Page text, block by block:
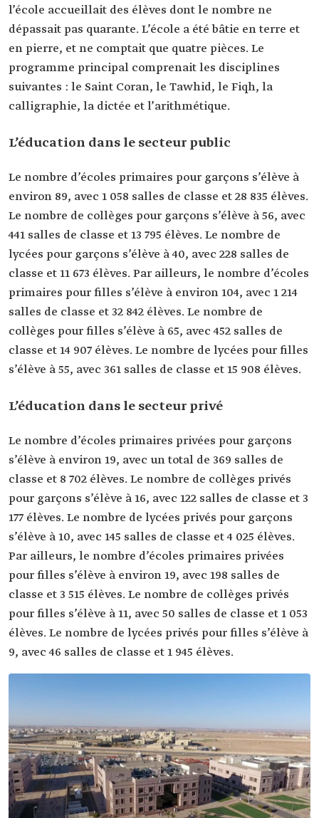
l’école accueillait des élèves dont le nombre ne
dépassait pas quarante. L’école a été bâtie en terre et
en pierre, et ne comptait que quatre pièces. Le
programme principal comprenait les disciplines
suivantes : le Saint Coran, le Tawhid, le Fiqh, la
calligraphie, la dictée et l’arithmétique.
L’éducation dans le secteur public
Le nombre d’écoles primaires pour garçons s’élève à
environ 89, avec 1 058 salles de classe et 28 835 élèves.
Le nombre de collèges pour garçons s’élève à 56, avec
441 salles de classe et 13 795 élèves. Le nombre de
lycées pour garçons s’élève à 40, avec 228 salles de
classe et 11 673 élèves. Par ailleurs, le nombre d’écoles
primaires pour filles s’élève à environ 104, avec 1 214
salles de classe et 32 842 élèves. Le nombre de
collèges pour filles s’élève à 65, avec 452 salles de
classe et 14 907 élèves. Le nombre de lycées pour filles
s’élève à 55, avec 361 salles de classe et 15 908 élèves.
L’éducation dans le secteur privé
Le nombre d’écoles primaires privées pour garçons
s’élève à environ 19, avec un total de 369 salles de
classe et 8 702 élèves. Le nombre de collèges privés
pour garçons s’élève à 16, avec 122 salles de classe et 3
177 élèves. Le nombre de lycées privés pour garçons
s’élève à 10, avec 145 salles de classe et 4 025 élèves.
Par ailleurs, le nombre d’écoles primaires privées
pour filles s’élève à environ 19, avec 198 salles de
classe et 3 515 élèves. Le nombre de collèges privés
pour filles s’élève à 11, avec 50 salles de classe et 1 053
élèves. Le nombre de lycées privés pour filles s’élève à
9, avec 46 salles de classe et 1 945 élèves.